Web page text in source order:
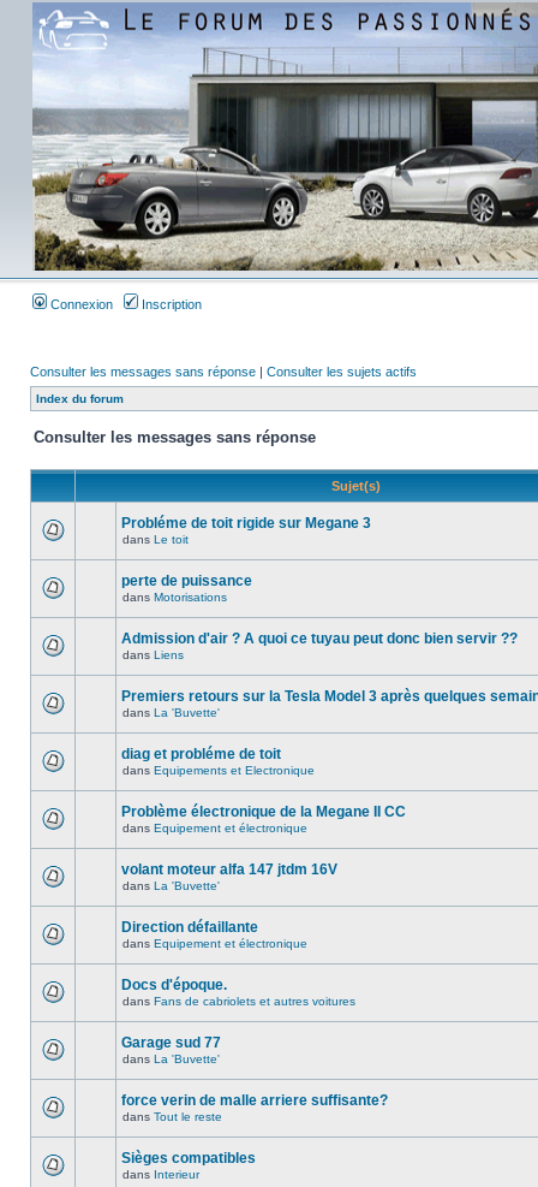
Connexion Inscription
Consulter les messages sans réponse | Consulter les sujets actifs
Index du forum
Consulter les messages sans réponse
Sujet(s)
Probléme de toit rigide sur Megane 3
dans Le toit
perte de puissance
dans Motorisations
Admission d'air ? A quoi ce tuyau peut donc bien servir ??
dans Liens
Premiers retours sur la Tesla Model 3 après quelques
dans La 'Buvette'
diag et probléme de toit
dans Equipements et Electronique
Problème électronique de la Megane II CC
dans Equipement et électronique
volant moteur alfa 147 jtdm 16V
dans La 'Buvette'
Direction défaillante
dans Equipement et électronique
Docs d'époque.
dans Fans de cabriolets et autres voitures
Garage sud 77
dans La 'Buvette'
force verin de malle arriere suffisante?
dans Tout le reste
Sièges compatibles
dans Interieur